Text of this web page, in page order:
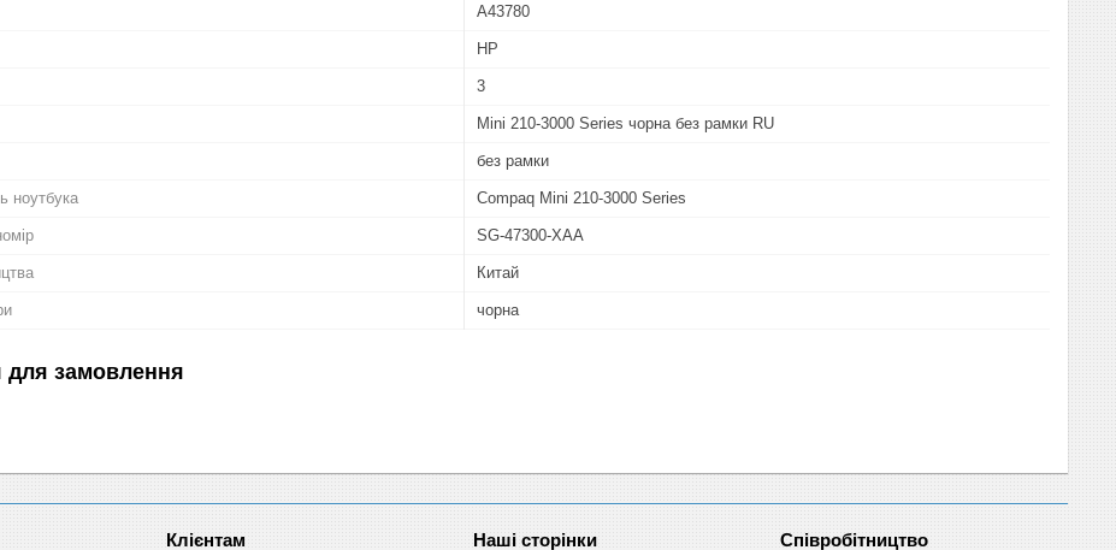
A43780
HP
3
Mini 210-3000 Series чорна без рамки RU
без рамки
ноутбука Compaq Mini 210-3000 Series
SG-47300-XAA
Китай
чорна
для замовлення
Клієнтам Наші сторінки Співробітництво